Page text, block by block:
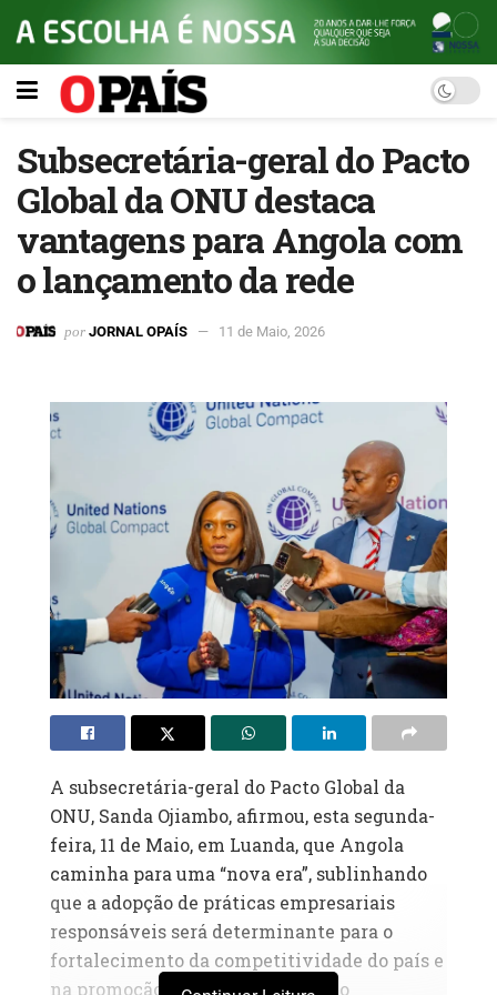
Subsecretária-geral do Pacto
Global da ONU destaca
vantagens para Angola com
o lançamento da rede
por JORNAL OPAÍS 11 de Maio, 2026
A subsecretária-geral do Pacto Global da
ONU, Sanda Ojiambo, afirmou, esta segunda-
feira, 11 de Maio, em Luanda, que Angola
caminha para uma “nova era”, sublinhando
que a adopção de práticas empresariais
responsáveis será determinante para o
fortalecimento da competitividade do país e
na promoção do desenvolvimento